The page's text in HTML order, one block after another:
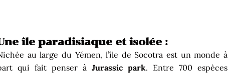
île paradisiaque et isolée :
au large du Yémen, l’île de Socotra est un monde à
qui fait penser à Jurassic park. Entre 700 espèces